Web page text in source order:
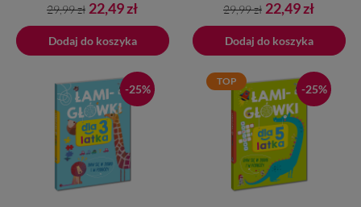
Cena
podstawowa
29,99 zł Cena
22,49 zł
Dodaj do koszyka
Cena
podstawowa
29,99 zł Cena
22,49 zł
Dodaj do koszyka
Dodano do koszyka
-25%
TOP
-25%